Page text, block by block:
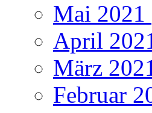
Mai 2021
April
März
Februar